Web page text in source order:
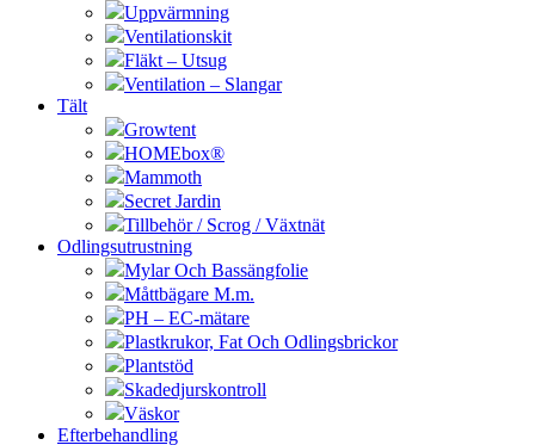
Uppvärmning
Ventilationskit
Fläkt – Utsug
Ventilation – Slangar
Tält
Growtent
HOMEbox®
Mammoth
Secret Jardin
Tillbehör / Scrog / Växtnät
Odlingsutrustning
Mylar Och Bassängfolie
Måttbägare M.m.
PH – EC-mätare
Plastkrukor, Fat Och Odlingsbrickor
Plantstöd
Skadedjurskontroll
Väskor
Efterbehandling